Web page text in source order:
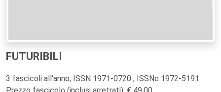
FUTURIBILI
3 fascicoli all'anno, ISSN 1971-0720 , ISSNe 1972-5191